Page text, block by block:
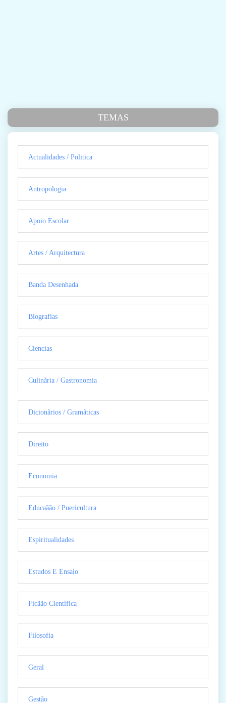
TEMAS
Actualidades / Politica
Antropologia
Apoio Escolar
Artes / Arquitectura
Banda Desenhada
Biografias
Ciencias
Culinãria / Gastronomia
Dicionãrios / Gramãticas
Direito
Economia
Educaãão / Puericultura
Espiritualidades
Estudos E Ensaio
Ficãão Cientifica
Filosofia
Geral
Gestão